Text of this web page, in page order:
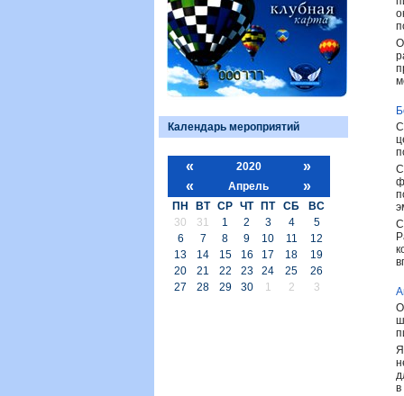
Календарь мероприятий
« 2020
»
«
Апрель »
ПН ВТ СР ЧТ ПТ СБ
ВС
30
31 1 2 3 4
5
6
7 8 9 10 11
12
13
14 15 16 17 18
19
20
21 22 23 24 25
26
27
28 29 30 1 2 3
в